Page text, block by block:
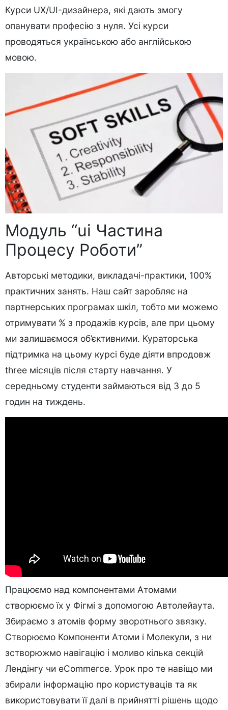
Курси UX/UI-дизайнера, які дають змогу
опанувати професію з нуля. Усі курси
проводяться українською або англійською
мовою.
Модуль “ui Частина
Процесу Роботи”
Авторські методики, викладачі-практики, 100%
практичних занять. Наш сайт заробляє на
партнерських програмах шкіл, тобто ми можемо
отримувати % з продажів курсів, але при цьому
ми залишаємося об’єктивними. Кураторська
підтримка на цьому курсі буде діяти впродовж
three місяців після старту навчання. У
середньому студенти займаються від 3 до 5
годин на тиждень.
Працюємо над компонентами Атомами
створюємо їх у Фігмі з допомогою Автолейаута.
Збираємо з атомів форму зворотнього звязку.
Створюємо Компоненти Атоми і Молекули, з ни
зстворюжмо навігацію і моливо кілька секцій
Лендінгу чи eCommerce. Урок про те навіщо ми
збирали інформацію про користуваців та як
використовувати її далі в прийнятті рішень щодо